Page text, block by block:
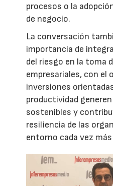
procesos o la
de negocio.
La conversación
importancia de
del riesgo en la toma
empresariales, con el
inversiones
productividad
sostenibles y
resiliencia de las
entorno cada vez